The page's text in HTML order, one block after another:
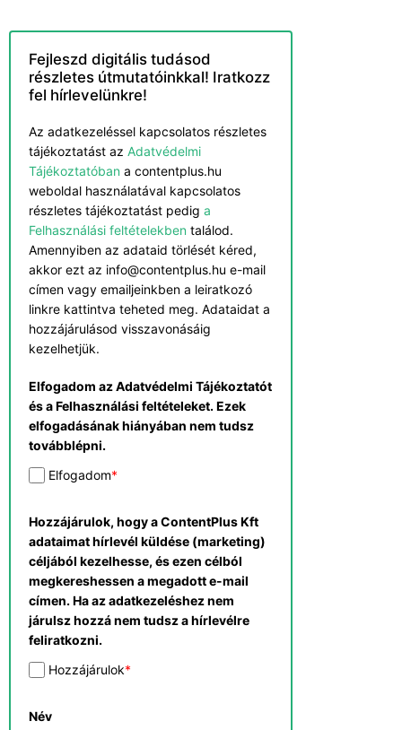
Fejleszd digitális tudásod
részletes útmutatóinkkal! Iratkozz
fel hírlevelünkre!
Az adatkezeléssel kapcsolatos részletes
tájékoztatást az Adatvédelmi
Tájékoztatóban a contentplus.hu
weboldal használatával kapcsolatos
részletes tájékoztatást pedig a
Felhasználási feltételekben találod.
Amennyiben az adataid törlését kéred,
akkor ezt az info@contentplus.hu e-mail
címen vagy emailjeinkben a leiratkozó
linkre kattintva teheted meg. Adataidat a
hozzájárulásod visszavonásáig
kezelhetjük.
Elfogadom az Adatvédelmi Tájékoztatót
és a Felhasználási feltételeket. Ezek
elfogadásának hiányában nem tudsz
továbblépni.
Elfogadom*
Hozzájárulok, hogy a ContentPlus Kft
adataimat hírlevél küldése (marketing)
céljából kezelhesse, és ezen célból
megkereshessen a megadott e-mail
címen. Ha az adatkezeléshez nem
járulsz hozzá nem tudsz a hírlevélre
feliratkozni.
Hozzájárulok*
Név